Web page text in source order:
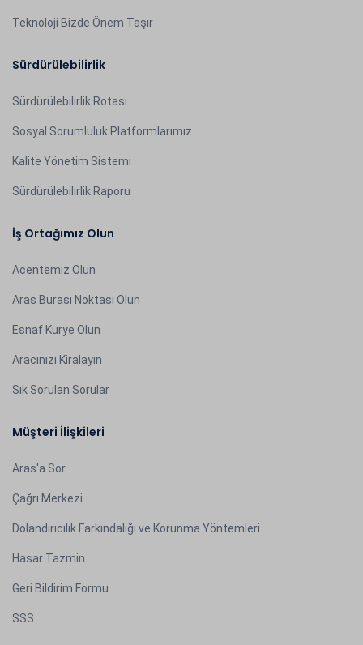
Teknoloji Bizde Önem Taşır
Sürdürülebilirlik
Sürdürülebilirlik Rotası
Sosyal Sorumluluk Platformlarımız
Kalite Yönetim Sistemi
Sürdürülebilirlik Raporu
İş Ortağımız Olun
Acentemiz Olun
Aras Burası Noktası Olun
Esnaf Kurye Olun
Aracınızı Kiralayın
Sık Sorulan Sorular
Müşteri İlişkileri
Aras'a Sor
Çağrı Merkezi
Dolandırıcılık Farkındalığı ve Korunma Yöntemleri
Hasar Tazmin
Geri Bildirim Formu
SSS